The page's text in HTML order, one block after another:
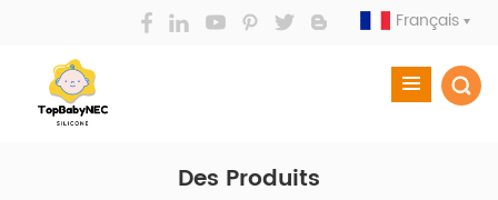
Français
Des Produits